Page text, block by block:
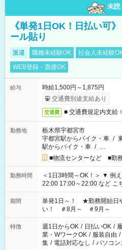
未読
《単発1日OK！日払い可
ール貼り
派遣 職種未経験OK 社会人未経験
WEB登録・面接OK
給与
時給1,500円～1,875円
交通費別途支給あり
交通費 ■ 交通費規定内支給
勤務地
栃木県宇都宮市
宇都宮駅からバイク・車 /
駅からバイク・車 / …
■物流センターなど ■勤
勤務時間
＜1日3時間～OK！＞ ▼ 例えば… ▼ 15:00～18:00 15:00～
22:00 17:00～22:00 など こちら以外の時間もお気軽にご相談く
ださい！
期間
単発1日～！ ★勤務開始日
い！ ＃8月～ ＃9月～
特徴 週1日からOK / 日払いOK /
業・WワークOK / 服装自由 /
集 / 電話対応なし / パソコン